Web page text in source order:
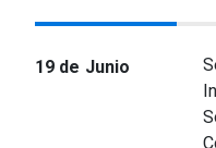
19 de Junio